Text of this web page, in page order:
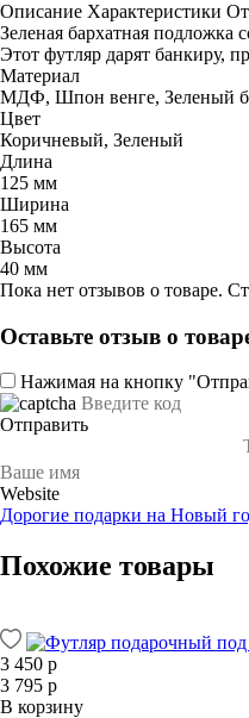
Описание Характеристики
Зеленая бархатная подложка
Этот футляр дарят банкиру,
Материал
МДФ, Шпон венге, Зеленый
Цвет
Коричневый, Зеленый
Длина
125 мм
Ширина
165 мм
Высота
40 мм
Пока нет отзывов о товаре.
Оставьте отзыв о
Нажимая на кнопку
Отправить
Website
Дорогие подарки на Новый
Похожие товары
3 450 р
3 795 р
В корзину